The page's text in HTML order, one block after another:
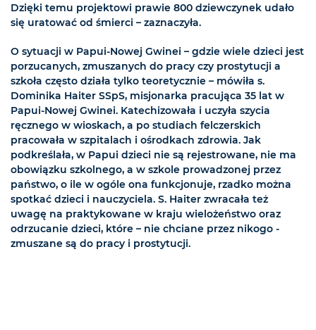
Dzięki temu projektowi prawie 800 dziewczynek udało
się uratować od śmierci – zaznaczyła.
O sytuacji w Papui-Nowej Gwinei – gdzie wiele dzieci jest
porzucanych, zmuszanych do pracy czy prostytucji a
szkoła często działa tylko teoretycznie – mówiła s.
Dominika Haiter SSpS, misjonarka pracująca 35 lat w
Papui-Nowej Gwinei. Katechizowała i uczyła szycia
ręcznego w wioskach, a po studiach felczerskich
pracowała w szpitalach i ośrodkach zdrowia. Jak
podkreślała, w Papui dzieci nie są rejestrowane, nie ma
obowiązku szkolnego, a w szkole prowadzonej przez
państwo, o ile w ogóle ona funkcjonuje, rzadko można
spotkać dzieci i nauczyciela. S. Haiter zwracała też
uwagę na praktykowane w kraju wielożeństwo oraz
odrzucanie dzieci, które – nie chciane przez nikogo -
zmuszane są do pracy i prostytucji.